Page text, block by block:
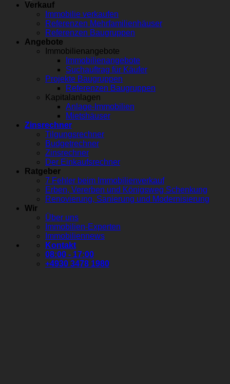
Verkauf
Immobilie verkaufen
Referenzen Mehrfamilienhäuser
Referenzen Baugruppen
Angebote
Immobilienangebote
Immobilienangebote
Suchauftrag für Käufer
Projekte Baugruppen
Referenzen Baugruppen
Kapitalanlagen
Anlage-Immobilien
Mietshäuser
Zinsrechner
Tilgungsrechner
Budgetrechner
Zinsrechner
Der Einkaufsrechner
Ratgeber
7 Fehler beim Immobilienverkauf
Erben, Vererben und Königsweg Schenkung
Renovierung, Sanierung und Modernisierung
Wir
Über uns
Immobilien-Experten
Immobiliennews
Kontakt
08:00 - 17:00
+4930 3478 1980